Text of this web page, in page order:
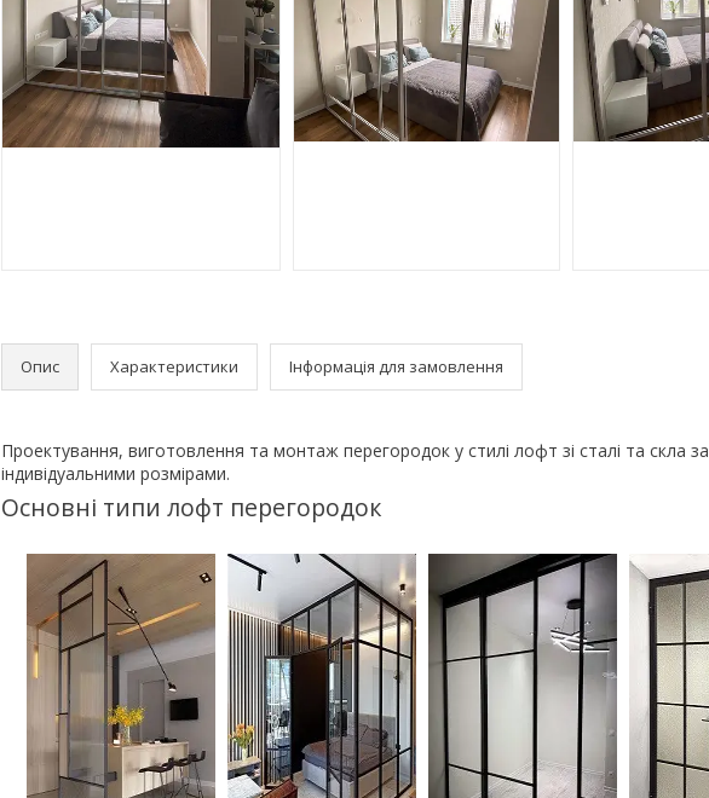
Опис Характеристики Інформація для замовлення
Проектування, виготовлення та монтаж перегородок у стилі лофт зі сталі та скла за
індивідуальними розмірами.
Основні типи лофт перегородок